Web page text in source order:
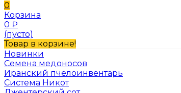
0
Корзина
0 ₽
(пусто)
Товар в корзине!
Новинки
Семена медоносов
Иранский пчелоинвентарь
Система Никот